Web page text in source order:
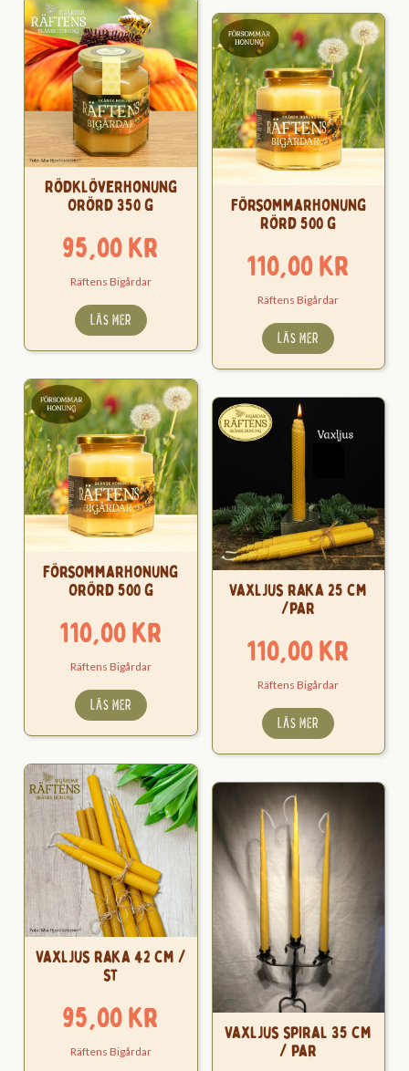
Rödklöverhonung
Orörd 350 g
95,00kr
Räftens Bigårdar
LÄS MER
Försommarhonung
Rörd 500 g
110,00kr
Räftens Bigårdar
LÄS MER
Försommarhonung
Orörd 500 g
110,00kr
Räftens Bigårdar
LÄS MER
Vaxljus raka 25 cm
/par
110,00kr
Räftens Bigårdar
LÄS MER
Vaxljus raka 42 cm /
st
95,00kr
Räftens Bigårdar
Vaxljus spiral 35 cm
/ par